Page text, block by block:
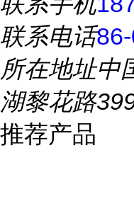
联系电话
所在地址中
湖黎花路
推荐产品